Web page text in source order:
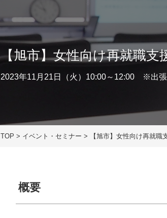
【旭市】女性向け再就職支
2023年11月21日（火）10:00～12:00 ※出
TOP > イベント・セミナー > 【旭市】女性向け再就
概要